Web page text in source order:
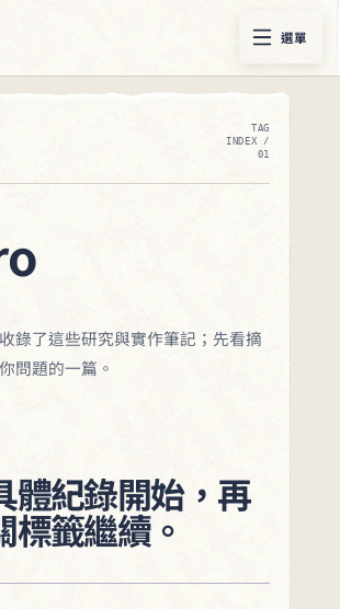
選單
TAG
INDEX /
01
錄了這些研究與實作筆記；先看摘
問題的一篇。
體紀錄開始，再
標籤繼續。